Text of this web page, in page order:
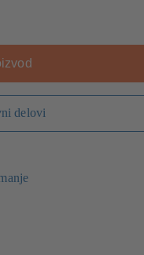
delovi